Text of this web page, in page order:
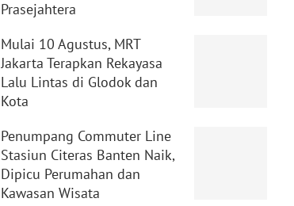
Prasejahtera
Mulai 10 Agustus, MRT
Jakarta Terapkan Rekayasa
Lalu Lintas di Glodok dan
Kota
Penumpang Commuter Line
Stasiun Citeras Banten Naik,
Dipicu Perumahan dan
Kawasan Wisata